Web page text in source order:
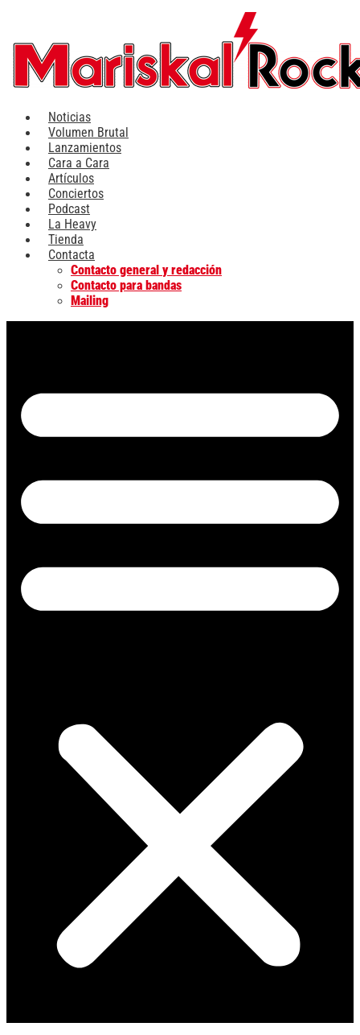
contenido
Noticias
Volumen Brutal
Lanzamientos
Cara a Cara
Artículos
Conciertos
Podcast
La Heavy
Tienda
Contacta
Contacto general y redacción
Contacto para bandas
Mailing